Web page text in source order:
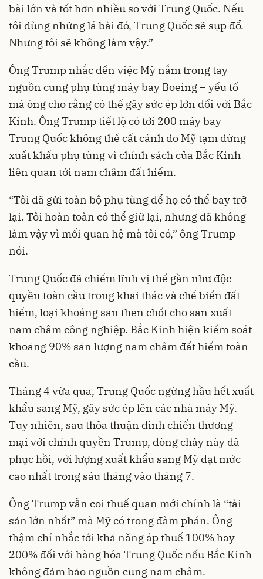
bài lớn và tốt hơn nhiều so với Trung Quốc. Nếu
tôi dùng những lá bài đó, Trung Quốc sẽ sụp đổ.
Nhưng tôi sẽ không làm vậy.”
Ông Trump nhắc đến việc Mỹ nắm trong tay
nguồn cung phụ tùng máy bay Boeing – yếu tố
mà ông cho rằng có thể gây sức ép lớn đối với Bắc
Kinh. Ông Trump tiết lộ có tới 200 máy bay
Trung Quốc không thể cất cánh do Mỹ tạm dừng
xuất khẩu phụ tùng vì chính sách của Bắc Kinh
liên quan tới nam châm đất hiếm.
“Tôi đã gửi toàn bộ phụ tùng để họ có thể bay trở
lại. Tôi hoàn toàn có thể giữ lại, nhưng đã không
làm vậy vì mối quan hệ mà tôi có,” ông Trump
nói.
Trung Quốc đã chiếm lĩnh vị thế gần như độc
quyền toàn cầu trong khai thác và chế biến đất
hiếm, loại khoáng sản then chốt cho sản xuất
nam châm công nghiệp. Bắc Kinh hiện kiểm soát
khoảng 90% sản lượng nam châm đất hiếm toàn
cầu.
Tháng 4 vừa qua, Trung Quốc ngừng hầu hết xuất
khẩu sang Mỹ, gây sức ép lên các nhà máy Mỹ.
Tuy nhiên, sau thỏa thuận đình chiến thương
mại với chính quyền Trump, dòng chảy này đã
phục hồi, với lượng xuất khẩu sang Mỹ đạt mức
cao nhất trong sáu tháng vào tháng 7.
Ông Trump vẫn coi thuế quan mới chính là “tài
sản lớn nhất” mà Mỹ có trong đàm phán. Ông
thậm chí nhắc tới khả năng áp thuế 100% hay
200% đối với hàng hóa Trung Quốc nếu Bắc Kinh
không đảm bảo nguồn cung nam châm.